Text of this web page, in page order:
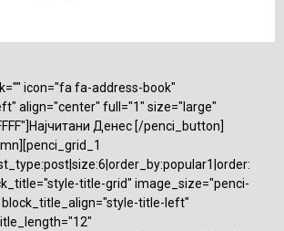
icon="fa fa-address-book"
align="center" full="1" size="large"
Денес [/penci_button]
title-grid" image_size="penci-
title-left"